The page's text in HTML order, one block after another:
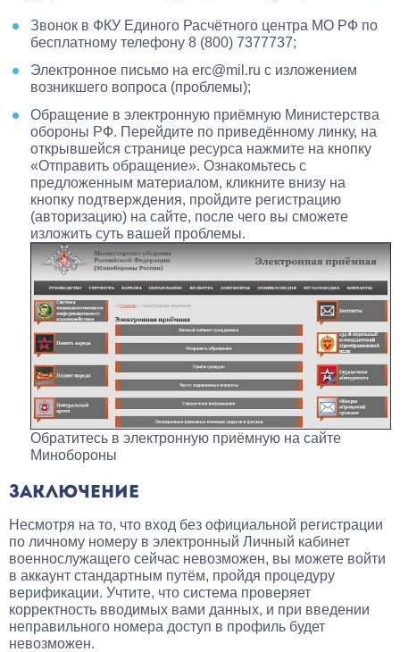
Звонок в ФКУ Единого Расчётного центра МО РФ по
бесплатному телефону 8 (800) 7377737;
Электронное письмо на erc@mil.ru с изложением
возникшего вопроса (проблемы);
Обращение в электронную приёмную Министерства
обороны РФ. Перейдите по приведённому линку, на
открывшейся странице ресурса нажмите на кнопку
«Отправить обращение». Ознакомьтесь с
предложенным материалом, кликните внизу на
кнопку подтверждения, пройдите регистрацию
(авторизацию) на сайте, после чего вы сможете
изложить суть вашей проблемы.
Обратитесь в электронную приёмную на сайте
Минобороны
ЗАКЛЮЧЕНИЕ
Несмотря на то, что вход без официальной регистрации
по личному номеру в электронный Личный кабинет
военнослужащего сейчас невозможен, вы можете войти
в аккаунт стандартным путём, пройдя процедуру
верификации. Учтите, что система проверяет
корректность вводимых вами данных, и при введении
неправильного номера доступ в профиль будет
невозможен.